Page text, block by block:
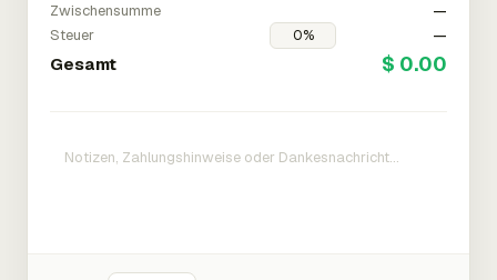
Zwischensumme
—
Steuer
—
Gesamt $ 0.00